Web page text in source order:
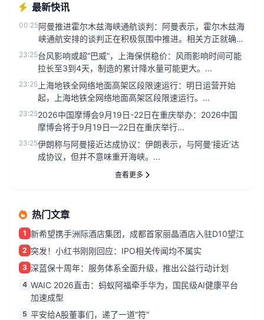
最新快讯
00:25阿曼推进霍尔木兹海峡通航谈判：阿曼表示，霍尔木兹海
峡通航安排的谈判正在积极氛围中推进。相关方正就确保
该地区航运安全与畅通...
23:25台风影响或超“巴威”，上海保供稳价：风雨影响时间可能
拉长至3到4天，制造的累计降水量可能更大。...
23:25 上海地铁全网络地面高架区段限速运行：明日运营开始
起，上海地铁全网络地面高架区段限速运行。...
23:252026中国摩博会9月19日-22日在重庆举办：2026中国
摩博会将于9月19日—22日在重庆举行...
23:25伊朗称与阿曼接近达成协议：伊朗表示，与阿曼‘接近’达
成协议，但并不意味重开海峡。...
查看更多
热门文章
1 新希望携手洲际酒店集团，成都首家丽晶酒店入驻D10望江
2 突发！小红书刚刚回应：IPO相关传闻均不属实
3 深蓝保十周年：服务体系全面升级，推出公益行动计划
4 WAIC 2026直击：蚂蚁阿福牵手华为，国民级AI健康平台
加速成型
5 平安给A股董事们，递了一道“符”